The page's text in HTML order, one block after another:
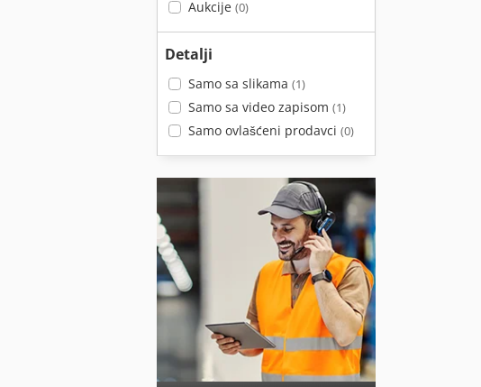
Aukcije (0)
Detalji
Samo sa slikama (1)
Samo sa video zapisom (1)
Samo ovlašćeni prodavci (0)